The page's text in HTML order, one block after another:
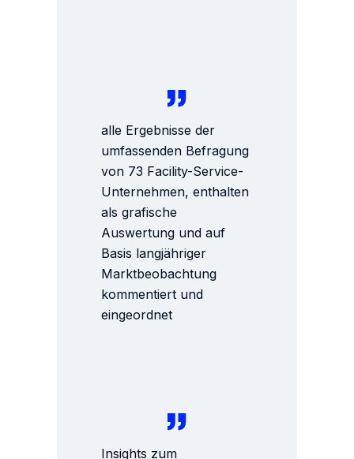
alle Ergebnisse der
umfassenden Befragung
von 73 Facility-Service-
Unternehmen, enthalten
als grafische
Auswertung und auf
Basis langjähriger
Marktbeobachtung
kommentiert und
eingeordnet
Insights zum